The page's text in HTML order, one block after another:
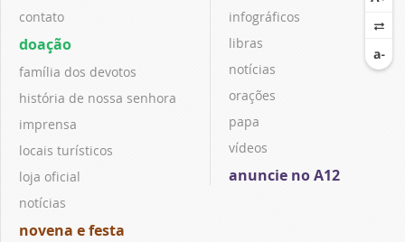
contato
doação
família dos devotos
história de nossa senhora
imprensa
locais turísticos
loja oficial
notícias
novena e festa
infográficos
libras
notícias
orações
papa
vídeos
anuncie no A12